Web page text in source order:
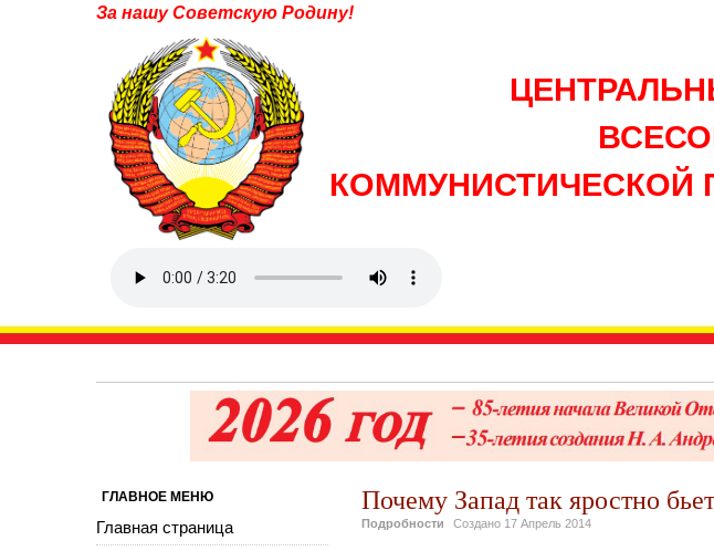
За нашу Советскую Родину!
КОММУНИСТИЧЕСКОЙ
Почему Запад так яростно
Подробности Создано 17 Апрель 2014
ГЛАВНОЕ МЕНЮ
Главная страница